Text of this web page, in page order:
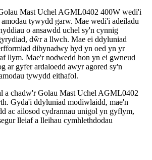
Mast Uchel AGML0402 400W wedi'i
tywydd garw. Mae wedi'i adeiladu
o ansawdd uchel sy'n cynnig
dŵr a llwch. Mae ei ddyluniad
dibynadwy hyd yn oed yn yr
llym. Mae'r nodwedd hon yn ei gwneud
ar gyfer ardaloedd awyr agored sy'n
tywydd eithafol.
a chadw'r Golau Mast Uchel AGML0402
Gyda'i ddyluniad modiwlaidd, mae'n
ac ailosod cydrannau unigol yn gyflym,
lleiaf a lleihau cymhlethdodau